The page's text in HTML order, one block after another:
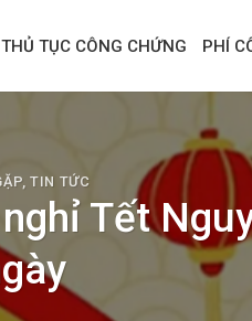
THỦ TỤC CÔNG CHỨNG PHÍ
,TIN TỨC
Tết